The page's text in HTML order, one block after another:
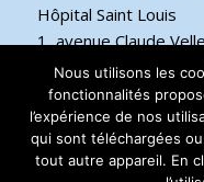
Hôpital Saint Louis
1, avenue Claude
75475 Paris cedex
Téléphone
+33 6 17 44 70 76
Nous utilisons les
fonctionnalités
l’expérience de nos
qui sont téléchargées
tout autre appareil. En